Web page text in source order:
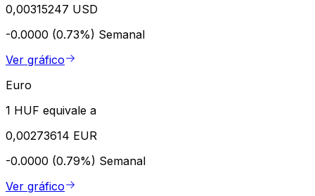
0,00315247 USD
-0.0000 (0.73%) Semanal
Ver gráfico
Euro
1 HUF equivale a
0,00273614 EUR
-0.0000 (0.79%) Semanal
Ver gráfico